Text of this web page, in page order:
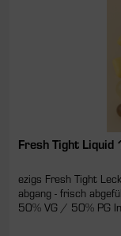
Fresh Tight
ezigs Fresh Tight
abgang - frisch
50% VG / 50% PG